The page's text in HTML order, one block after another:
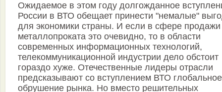
Ожидаемое в этом году долгожданное
России в ВТО обещает принести "немалые"
для экономики страны. И если в сфере продажи
металлопроката это очевидно, то в области
современных информационных технологий,
телекоммуникационной индустрии дело обстоит
гораздо хуже. Отечественные лидеры отрасли
предсказывают со вступлением ВТО глобальное
обрушение рынка. Но вместо решительных